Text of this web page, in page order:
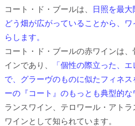
コート・ド・ブールは、
日照を最
どう畑が広がっていることから、
らします。
コート・ド・ブールの赤ワインは
インであり、
「個性の際立った、
で、グラーヴのものに似たフィネ
ーの『コート』のもっとも典型的な
ランスワイン、テロワール・アト
ワインとして知られています。